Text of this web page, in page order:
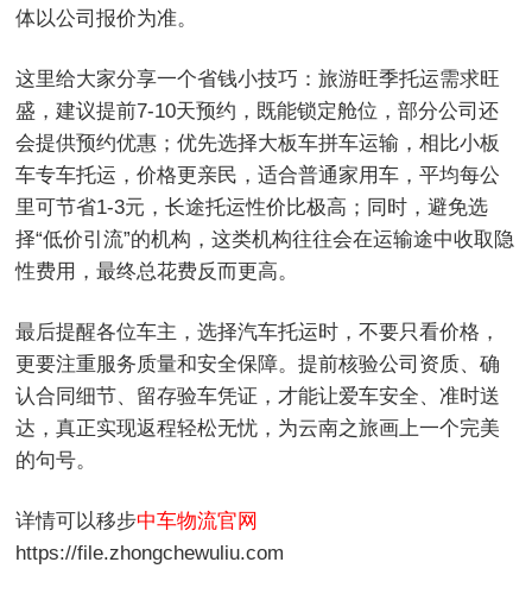
体以公司报价为准。
这里给大家分享一个省钱小技巧：旅游旺季托运需求旺
盛，建议提前7-10天预约，既能锁定舱位，部分公司还
会提供预约优惠；优先选择大板车拼车运输，相比小板
车专车托运，价格更亲民，适合普通家用车，平均每公
里可节省1-3元，长途托运性价比极高；同时，避免选
择“低价引流”的机构，这类机构往往会在运输途中收取隐
性费用，最终总花费反而更高。
最后提醒各位车主，选择汽车托运时，不要只看价格，
更要注重服务质量和安全保障。提前核验公司资质、确
认合同细节、留存验车凭证，才能让爱车安全、准时送
达，真正实现返程轻松无忧，为云南之旅画上一个完美
的句号。
详情可以移步中车物流官网
https://file.zhongchewuliu.com